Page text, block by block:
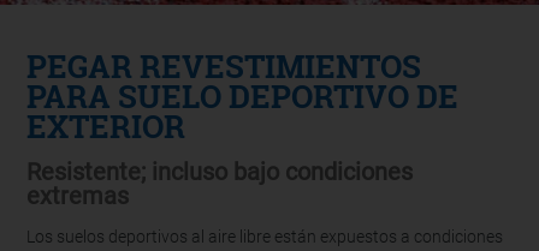
PEGAR REVESTIMIENTOS
PARA SUELO DEPORTIVO DE
EXTERIOR
Resistente; incluso bajo condiciones
extremas
Los suelos deportivos al aire libre están expuestos a condiciones